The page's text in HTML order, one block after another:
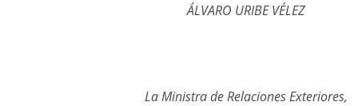
ÁLVARO URIBE VÉLEZ
La Ministra de Relaciones Exteriores,